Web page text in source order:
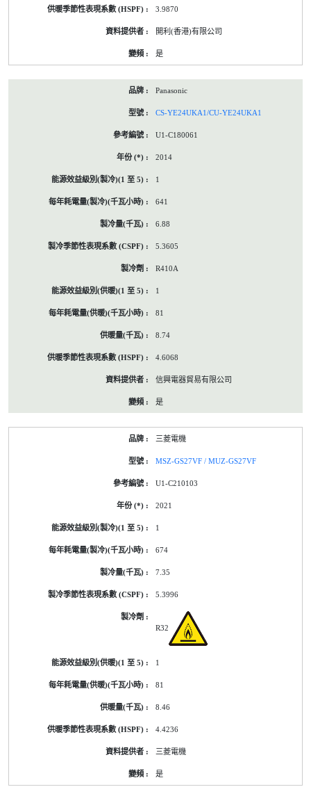
3.9870
開利(香港)有限公司
是
Panasonic
CS-YE24UKA1/CU-YE24UKA1
U1-C180061
2014
1
641
6.88
5.3605
R410A
1
81
8.74
4.6068
信興電器貿易有限公司
是
三菱電機
MSZ-GS27VF / MUZ-GS27VF
U1-C210103
2021
1
674
7.35
5.3996
R32
1
81
8.46
4.4236
三菱電機
是